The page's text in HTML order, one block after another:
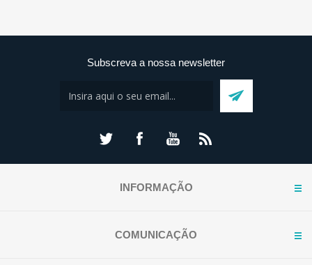
Subscreva a nossa newsletter
INFORMAÇÃO
COMUNICAÇÃO